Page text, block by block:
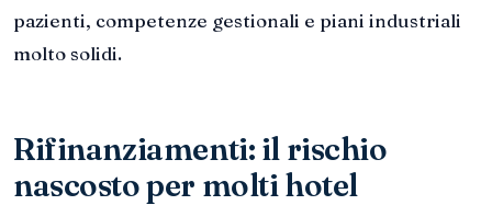
pazienti, competenze gestionali e piani industriali
molto solidi.
Rifinanziamenti: il rischio
nascosto per molti hotel